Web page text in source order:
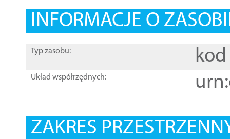
INFORMACJE O
Typ zasobu: kod
Układ współrzędnych:
ZAKRES